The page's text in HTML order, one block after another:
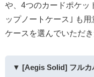
や、4つのカードポケッ
ップノートケース｣ も
ケースを選んでいただき
▼ [Aegis Solid] フルカ